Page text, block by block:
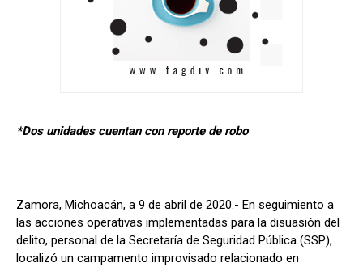
*Dos unidades cuentan con reporte de robo
Zamora, Michoacán, a 9 de abril de 2020.- En seguimiento a
las acciones operativas implementadas para la disuasión del
delito, personal de la Secretaría de Seguridad Pública (SSP),
localizó un campamento improvisado relacionado en